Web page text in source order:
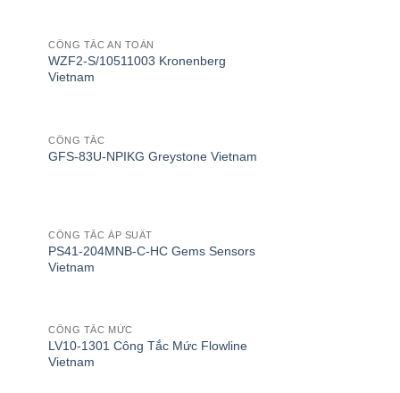
CÔNG TẮC AN TOÀN
WZF2-S/10511003 Kronenberg
Vietnam
CÔNG TẮC
GFS-83U-NPIKG Greystone Vietnam
CÔNG TẮC ÁP SUẤT
PS41-204MNB-C-HC Gems Sensors
Vietnam
CÔNG TẮC MỨC
LV10-1301 Công Tắc Mức Flowline
Vietnam